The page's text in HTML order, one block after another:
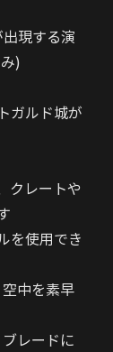
現する演
)
ガルド城が
クレートや
を使用でき
中を素早
レードに